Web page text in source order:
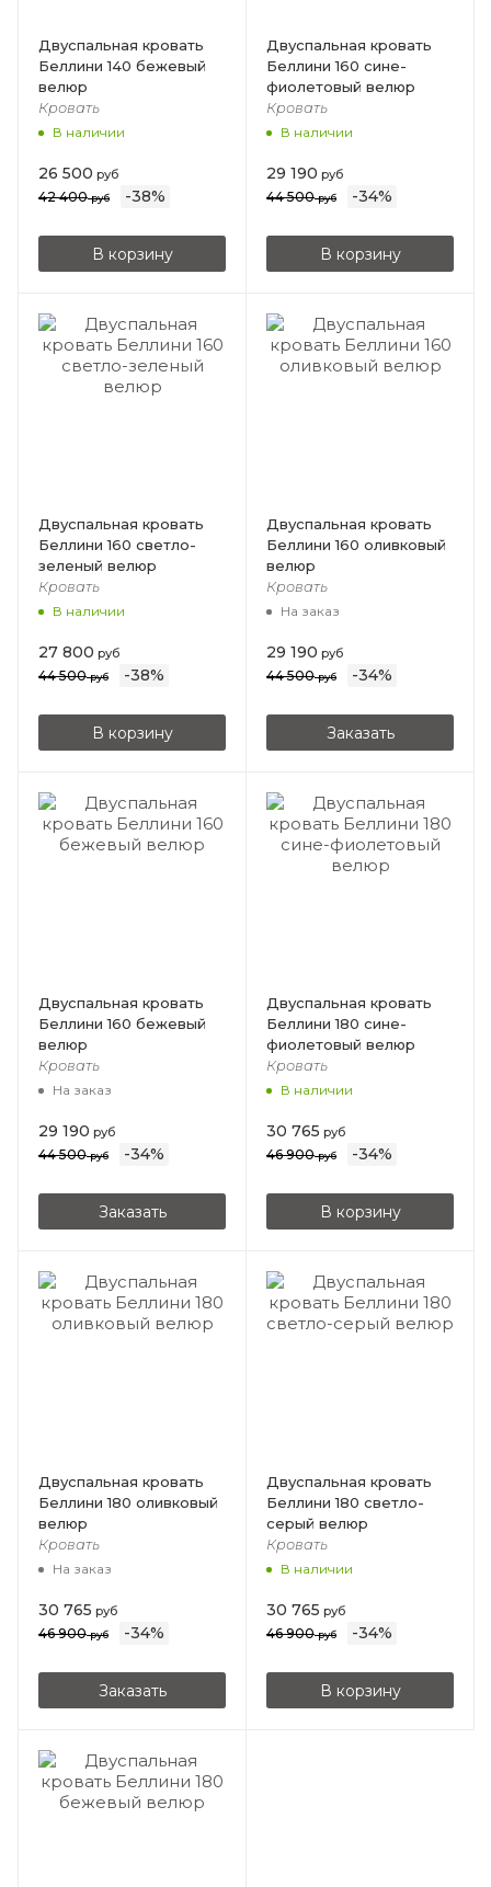
Двуспальная кровать
Беллини 140 бежевый
велюр
Кровать
В наличии
26 500 руб
42 400руб -38%
В корзину
Двуспальная кровать
Беллини 160 сине-
фиолетовый велюр
Кровать
В наличии
29 190 руб
44 500руб -34%
В корзину
Двуспальная кровать
Беллини 160 светло-
зеленый велюр
Кровать
В наличии
27 800 руб
44 500руб -38%
В корзину
Двуспальная кровать
Беллини 160 оливковый
велюр
Кровать
На заказ
29 190 руб
44 500руб -34%
Заказать
Двуспальная кровать
Беллини 160 бежевый
велюр
Кровать
На заказ
29 190 руб
44 500руб -34%
Заказать
Двуспальная кровать
Беллини 180 сине-
фиолетовый велюр
Кровать
В наличии
30 765 руб
46 900руб -34%
В корзину
Двуспальная кровать
Беллини 180 оливковый
велюр
Кровать
На заказ
30 765 руб
46 900руб -34%
Заказать
Двуспальная кровать
Беллини 180 светло-
серый велюр
Кровать
В наличии
30 765 руб
46 900руб -34%
В корзину